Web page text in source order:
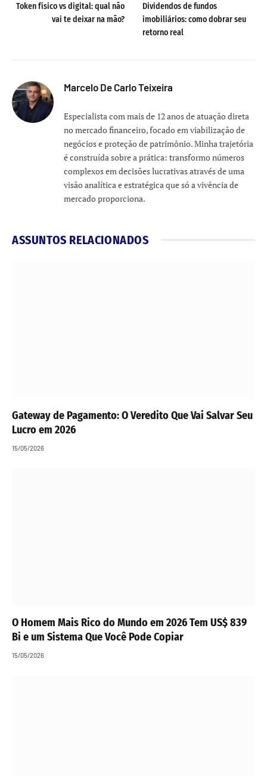
Token físico vs digital: qual não
vai te deixar na mão?
Dividendos de fundos
imobiliários: como dobrar seu
retorno real
Marcelo De Carlo Teixeira
Especialista com mais de 12 anos de atuação direta
no mercado financeiro, focado em viabilização de
negócios e proteção de patrimônio. Minha trajetória
é construída sobre a prática: transformo números
complexos em decisões lucrativas através de uma
visão analítica e estratégica que só a vivência de
mercado proporciona.
ASSUNTOS RELACIONADOS
Gateway de Pagamento: O Veredito Que Vai Salvar Seu
Lucro em 2026
15/05/2026
O Homem Mais Rico do Mundo em 2026 Tem US$ 839
Bi e um Sistema Que Você Pode Copiar
15/05/2026